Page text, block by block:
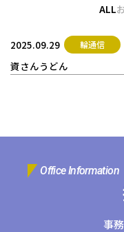
拠点概要
中途採用情報
お問い合わせフ
ALL
2025.09.29 輪通信
資さんうどん
Office Information
事